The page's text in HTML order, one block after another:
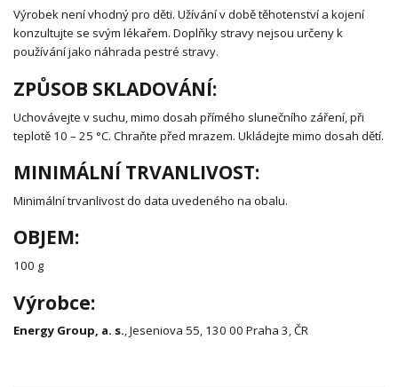
Výrobek není vhodný pro děti. Užívání v době těhotenství a kojení
konzultujte se svým lékařem. Doplňky stravy nejsou určeny k
používání jako náhrada pestré stravy.
ZPŮSOB SKLADOVÁNÍ:
Uchovávejte v suchu, mimo dosah přímého slunečního záření, při
teplotě 10 – 25 °C. Chraňte před mrazem. Ukládejte mimo dosah dětí.
MINIMÁLNÍ TRVANLIVOST:
Minimální trvanlivost do data uvedeného na obalu.
OBJEM:
100 g
Výrobce:
Energy Group, a. s., Jeseniova 55, 130 00 Praha 3, ČR